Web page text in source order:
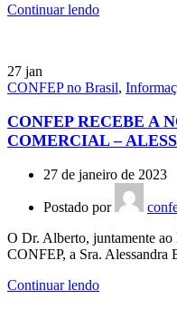
Continuar lendo
27 jan
CONFEP no Brasil,
CONFEP RECEBE A
COMERCIAL –
27 de janeiro de 2023
Postado por
O Dr. Alberto, juntamente ao
CONFEP, a Sra. Alessandra
Continuar lendo